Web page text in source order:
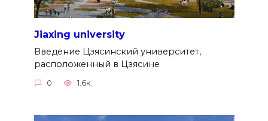
Jiaxing university
Введение Цзясинский университет,
расположенный в Цзясине
0 1.6к.